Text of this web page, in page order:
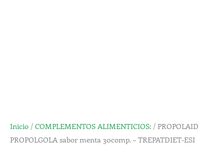
Inicio / COMPLEMENTOS ALIMENTICIOS: / PROPOLAID
PROPOLGOLA sabor menta 30comp. – TREPATDIET-ESI